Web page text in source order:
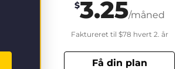
$3.25/måned
Faktureret til $78 hvert 2. år
Få din plan